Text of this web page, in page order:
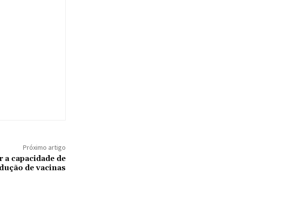
Próximo artigo
a capacidade de
de vacinas